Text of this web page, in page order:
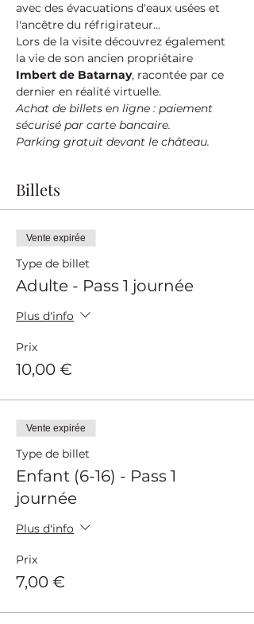
avec des évacuations d'eaux usées et
l'ancêtre du réfrigirateur...
Lors de la visite découvrez également
la vie de son ancien propriétaire
Imbert de Batarnay, racontée par ce
dernier en réalité virtuelle.
Achat de billets en ligne : paiement
sécurisé par carte bancaire.
Parking gratuit devant le château.
Billets
Vente expirée
Type de billet
Adulte - Pass 1 journée
Plus d'info
Prix
10,00 €
Vente expirée
Type de billet
Enfant (6-16) - Pass 1
journée
Plus d'info
Prix
7,00 €